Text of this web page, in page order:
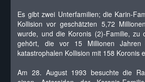
Es gibt zwei Unterfamilien; die Karin-
Kollision vor geschätzten 5,72
wurde, und die Koronis (2)-Familie, zu
gehört, die vor 15 Millionen
katastrophalen Kollision mit 158 Koronis
Am 28. August 1993 besuchte die